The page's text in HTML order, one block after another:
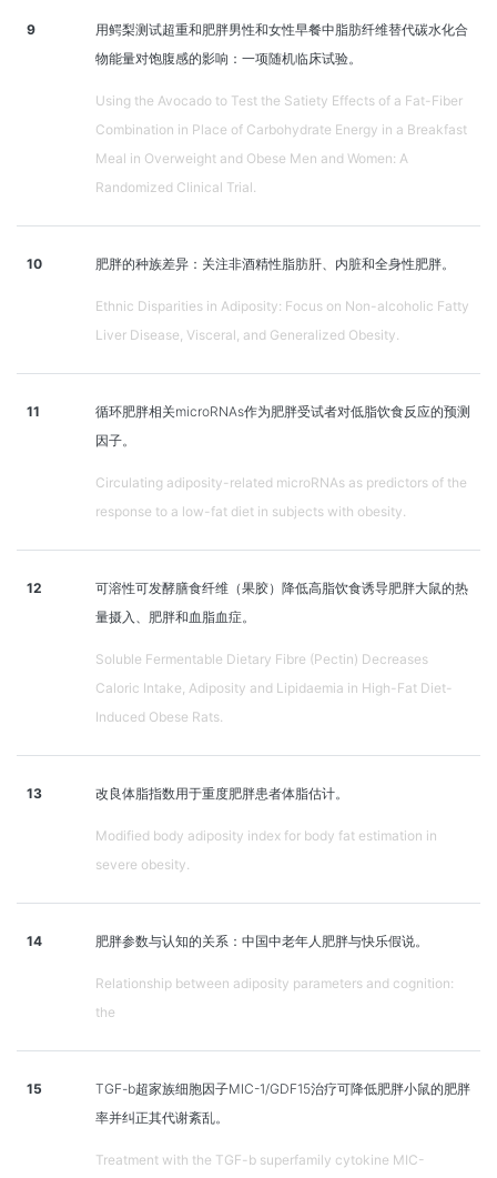
9
用鳄梨测试超重和肥胖男性和女性早餐中脂肪纤维替代碳水化合
物能量对饱腹感的影响：一项随机临床试验。
Using the Avocado to Test the Satiety Effects of a Fat-Fiber
Combination in Place of Carbohydrate Energy in a Breakfast
Meal in Overweight and Obese Men and Women: A
Randomized Clinical Trial.
10 肥胖的种族差异：关注非酒精性脂肪肝、内脏和全身性肥胖。
Ethnic Disparities in Adiposity: Focus on Non-alcoholic Fatty
Liver Disease, Visceral, and Generalized Obesity.
11
循环肥胖相关microRNAs作为肥胖受试者对低脂饮食反应的预测
因子。
Circulating adiposity-related microRNAs as predictors of the
response to a low-fat diet in subjects with obesity.
12
可溶性可发酵膳食纤维（果胶）降低高脂饮食诱导肥胖大鼠的热
量摄入、肥胖和血脂血症。
Soluble Fermentable Dietary Fibre (Pectin) Decreases
Caloric Intake, Adiposity and Lipidaemia in High-Fat Diet-
Induced Obese Rats.
13 改良体脂指数用于重度肥胖患者体脂估计。
Modified body adiposity index for body fat estimation in
severe obesity.
14 肥胖参数与认知的关系：中国中老年人肥胖与快乐假说。
Relationship between adiposity parameters and cognition:
the
15
TGF-b超家族细胞因子MIC-1/GDF15治疗可降低肥胖小鼠的肥胖
率并纠正其代谢紊乱。
Treatment with the TGF-b superfamily cytokine MIC-